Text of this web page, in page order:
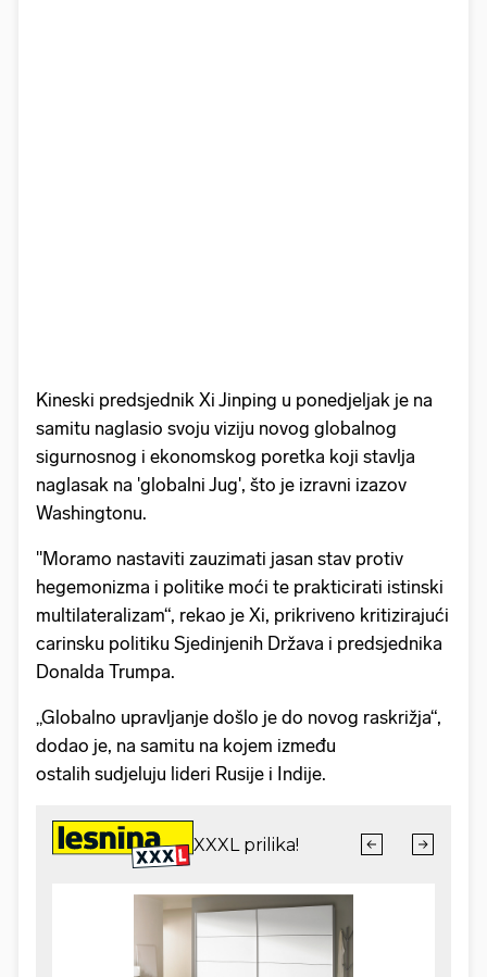
Kineski predsjednik Xi Jinping u ponedjeljak je na
samitu naglasio svoju viziju novog globalnog
sigurnosnog i ekonomskog poretka koji stavlja
naglasak na 'globalni Jug', što je izravni izazov
Washingtonu.
"Moramo nastaviti zauzimati jasan stav protiv
hegemonizma i politike moći te prakticirati istinski
multilateralizam“, rekao je Xi, prikriveno kritizirajući
carinsku politiku Sjedinjenih Država i predsjednika
Donalda Trumpa.
„Globalno upravljanje došlo je do novog raskrižja“,
dodao je, na samitu na kojem između
ostalih sudjeluju lideri Rusije i Indije.